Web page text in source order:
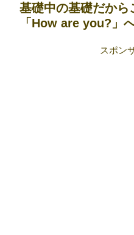
基礎中の基礎だから
「How are you?」
スポン